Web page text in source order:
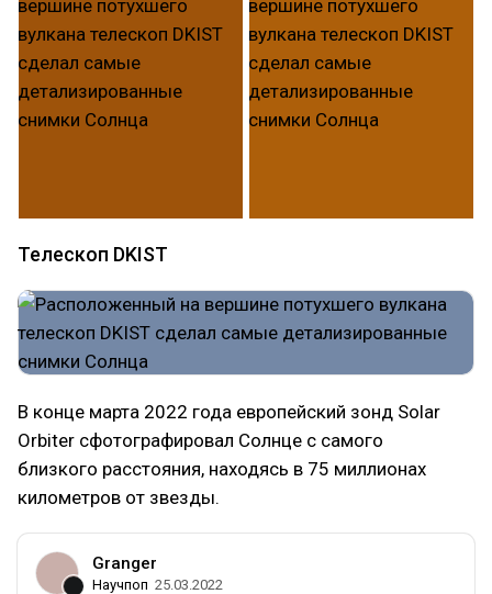
Телескоп DKIST
В конце марта 2022 года европейский зонд Solar
Orbiter сфотографировал Солнце с самого
близкого расстояния, находясь в 75 миллионах
километров от звезды.
Granger
Научпоп 25.03.2022